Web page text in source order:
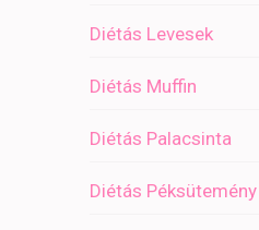
Diétás Levesek
Diétás Muffin
Diétás Palacsinta
Diétás